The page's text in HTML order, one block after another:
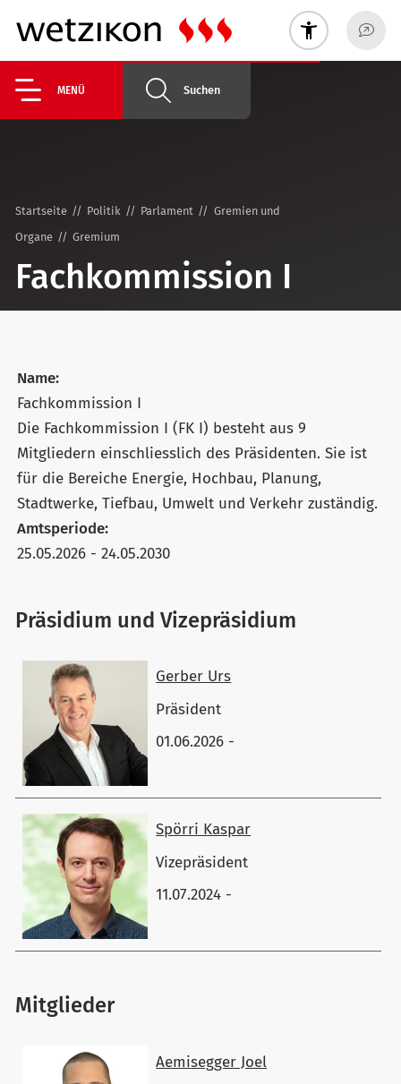
MENÜ Suchen
Startseite Politik Parlament
Gremien und
Organe
Gremium
Fachkommission I
Name:
Fachkommission I
Die Fachkommission I (FK I) besteht aus 9
Mitgliedern einschliesslich des Präsidenten. Sie ist
für die Bereiche Energie, Hochbau, Planung,
Stadtwerke, Tiefbau, Umwelt und Verkehr zuständig.
Amtsperiode:
25.05.2026 - 24.05.2030
Präsidium und Vizepräsidium
Gerber Urs
Präsident
01.06.2026 -
Spörri Kaspar
Vizepräsident
11.07.2024 -
Mitglieder
Aemisegger Joel